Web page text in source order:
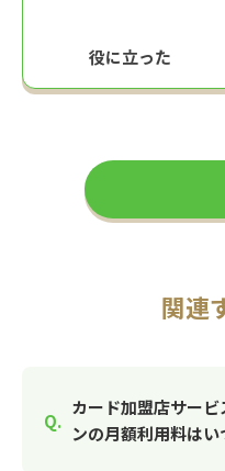
役に立った
関連
カード加盟店サー
ンの月額利用料は